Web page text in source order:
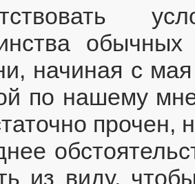
начиная с
по нашему
прочен,
из виду,